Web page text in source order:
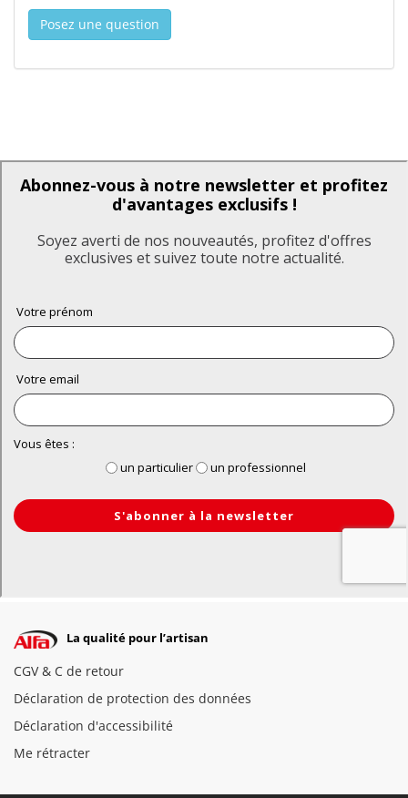
Posez une question
La qualité pour l’artisan
CGV & C de retour
Déclaration de protection des données
Déclaration d'accessibilité
Me rétracter